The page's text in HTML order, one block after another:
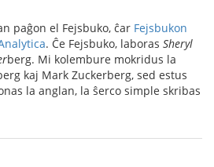
paĝon el Fejsbuko, ĉar Fejsbukon
. Ĉe Fejsbuko, laboras Sheryl
berg. Mi kolembure mokridus la
kaj Mark Zuckerberg, sed estus
la anglan, la ŝerco simple skribas